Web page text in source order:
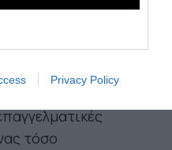
Privacy Policy
Εγώ που είμαι
αλλά τόσο
τελικά αυτό θα με
τόσο